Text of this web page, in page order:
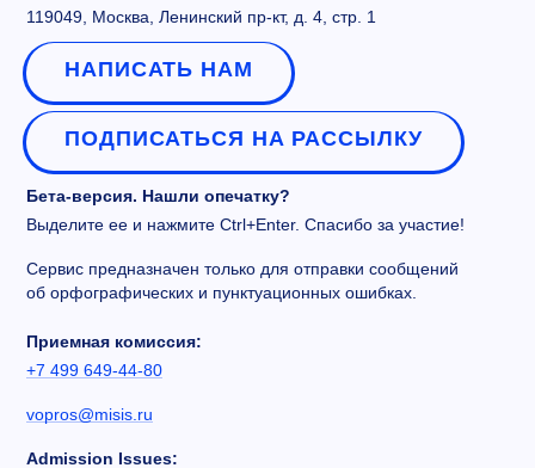
119049, Москва, Ленинский пр-кт, д. 4, стр. 1
НАПИСАТЬ НАМ
ПОДПИСАТЬСЯ НА РАССЫЛКУ
Бета-версия. Нашли опечатку?
Выделите ее и нажмите Ctrl+Enter. Спасибо за участие!
Сервис предназначен только для отправки сообщений
об орфографических и пунктуационных ошибках.
Приемная комиссия:
+7 499 649-44-80
vopros@misis.ru
Admission Issues: